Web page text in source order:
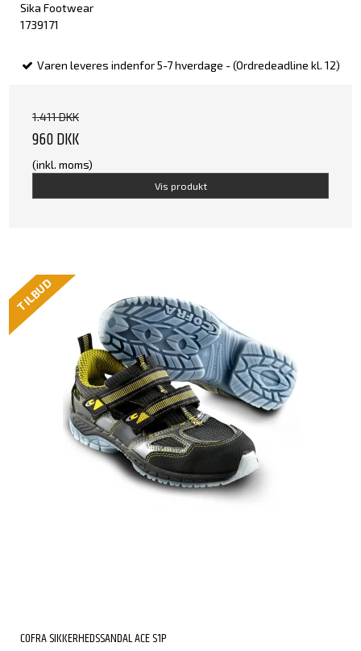
Sika Footwear
1739171
Varen leveres indenfor 5-7 hverdage - (Ordredeadline kl. 12)
1.411 DKK
960 DKK
(inkl. moms)
Vis produkt
TILBUD
COFRA SIKKERHEDSSANDAL ACE S1P